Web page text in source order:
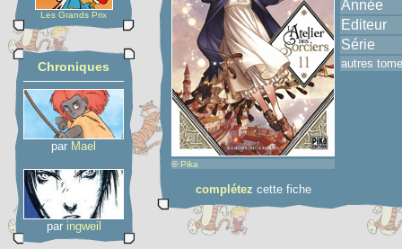
Les Grands Prix
Chroniques
par Mael
par ingweil
© Pika
complétez cette fiche
Année
Editeur
Série
autres